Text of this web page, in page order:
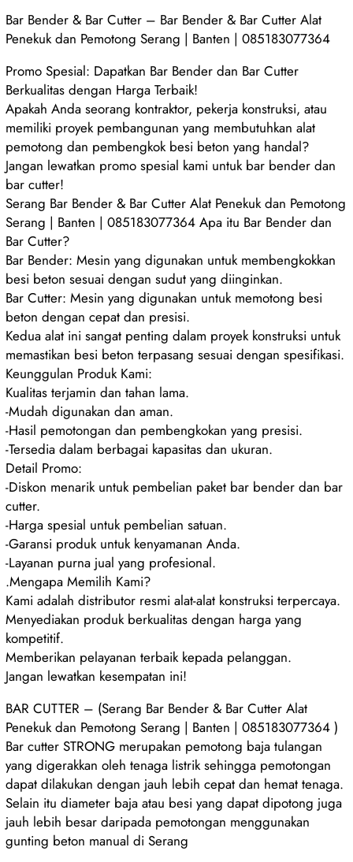
Bar Bender & Bar Cutter – Bar Bender & Bar Cutter Alat
Penekuk dan Pemotong Serang | Banten | 085183077364
Promo Spesial: Dapatkan Bar Bender dan Bar Cutter
Berkualitas dengan Harga Terbaik!
Apakah Anda seorang kontraktor, pekerja konstruksi, atau
memiliki proyek pembangunan yang membutuhkan alat
pemotong dan pembengkok besi beton yang handal?
Jangan lewatkan promo spesial kami untuk bar bender dan
bar cutter!
Serang Bar Bender & Bar Cutter Alat Penekuk dan Pemotong
Serang | Banten | 085183077364 Apa itu Bar Bender dan
Bar Cutter?
Bar Bender: Mesin yang digunakan untuk membengkokkan
besi beton sesuai dengan sudut yang diinginkan.
Bar Cutter: Mesin yang digunakan untuk memotong besi
beton dengan cepat dan presisi.
Kedua alat ini sangat penting dalam proyek konstruksi untuk
memastikan besi beton terpasang sesuai dengan spesifikasi.
Keunggulan Produk Kami:
Kualitas terjamin dan tahan lama.
-Mudah digunakan dan aman.
-Hasil pemotongan dan pembengkokan yang presisi.
-Tersedia dalam berbagai kapasitas dan ukuran.
Detail Promo:
-Diskon menarik untuk pembelian paket bar bender dan bar
cutter.
-Harga spesial untuk pembelian satuan.
-Garansi produk untuk kenyamanan Anda.
-Layanan purna jual yang profesional.
.Mengapa Memilih Kami?
Kami adalah distributor resmi alat-alat konstruksi terpercaya.
Menyediakan produk berkualitas dengan harga yang
kompetitif.
Memberikan pelayanan terbaik kepada pelanggan.
Jangan lewatkan kesempatan ini!
BAR CUTTER – (Serang Bar Bender & Bar Cutter Alat
Penekuk dan Pemotong Serang | Banten | 085183077364 )
Bar cutter STRONG merupakan pemotong baja tulangan
yang digerakkan oleh tenaga listrik sehingga pemotongan
dapat dilakukan dengan jauh lebih cepat dan hemat tenaga.
Selain itu diameter baja atau besi yang dapat dipotong juga
jauh lebih besar daripada pemotongan menggunakan
gunting beton manual di Serang